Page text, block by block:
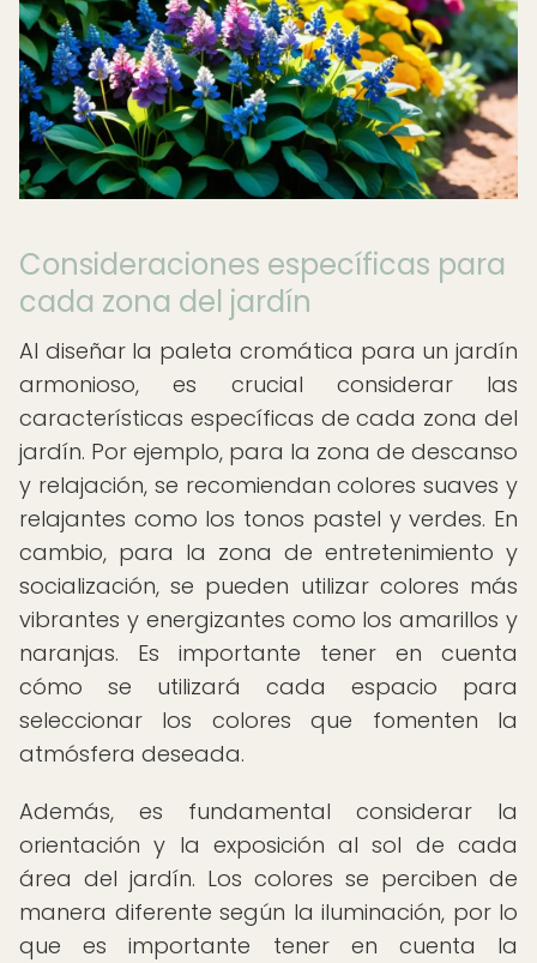
Consideraciones específicas para
cada zona del jardín
Al diseñar la paleta cromática para un jardín
armonioso, es crucial considerar las
características específicas de cada zona del
jardín. Por ejemplo, para la zona de descanso
y relajación, se recomiendan colores suaves y
relajantes como los tonos pastel y verdes. En
cambio, para la zona de entretenimiento y
socialización, se pueden utilizar colores más
vibrantes y energizantes como los amarillos y
naranjas. Es importante tener en cuenta
cómo se utilizará cada espacio para
seleccionar los colores que fomenten la
atmósfera deseada.
Además, es fundamental considerar la
orientación y la exposición al sol de cada
área del jardín. Los colores se perciben de
manera diferente según la iluminación, por lo
que es importante tener en cuenta la